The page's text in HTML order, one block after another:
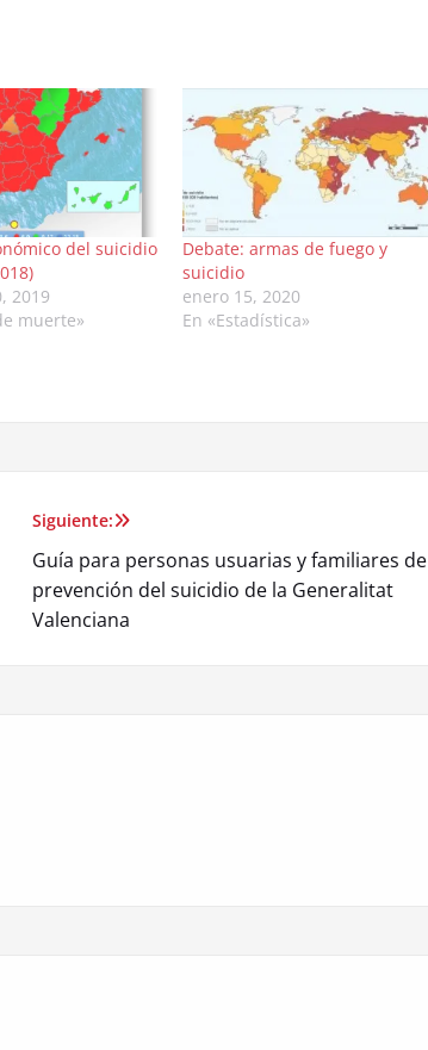
del suicidio
2019
muerte»
Debate: armas de fuego y
suicidio
enero 15, 2020
En «Estadística»
Siguiente:
Guía para personas usuarias y familiares de
prevención del suicidio de la Generalitat
Valenciana